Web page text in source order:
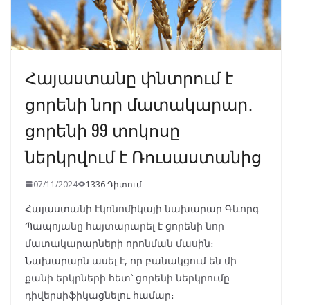
Հայաստանը փնտրում է
ցորենի նոր մատակարար․
ցորենի 99 տոկոսը
ներկրվում է Ռուսաստանից
07/11/2024 1336 Դիտում
Հայաստանի էկոնոմիկայի նախարար Գևորգ
Պապոյանը հայտարարել է ցորենի նոր
մատակարարների որոնման մասին։
Նախարարն ասել է, որ բանակցում են մի
քանի երկրների հետ՝ ցորենի ներկրումը
դիվերսիֆիկացնելու համար։